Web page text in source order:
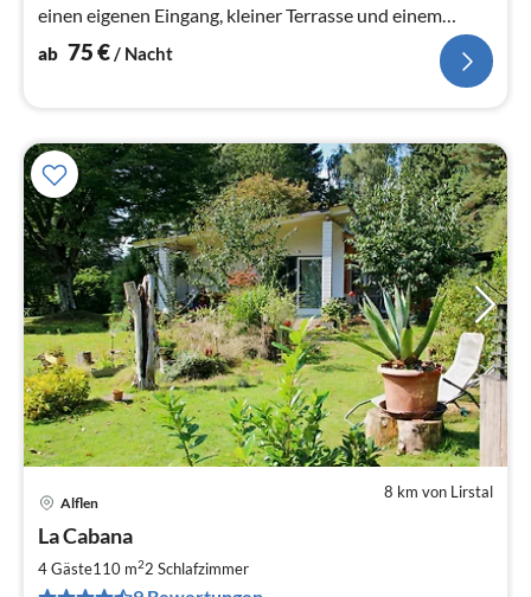
einen eigenen Eingang, kleiner Terrasse und einem
"kreativen Garten"
ab 75€/ Nacht
8 km von Lirstal
Alflen
La Cabana
4 Gäste110 m22 Schlafzimmer